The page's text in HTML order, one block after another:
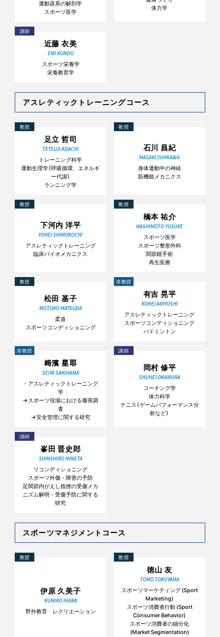
運動器系の解剖学
スポーツ医学
体力学
講師
近藤 衣美
EMI KONDO
スポーツ栄養学
栄養教育学
アスレティックトレーニングコース
教授
足立 哲司
TETSUJI ADACHI
トレーニング科学
運動生理学（呼吸循環、エネルギ
ー代謝）
ランニング学
教授
石川 昌紀
MASAKI ISHIKAWA
身体運動中の神経
筋機能メカニクス
教授
下河内 洋平
YOHEI SHIMOKOCHI
アスレティックトレーニング
臨床バイオメカニクス
教授
橋本 祐介
HASHIMOTO YUSUKE
スポーツ医学
スポーツ整形外科
関節鏡手術
再生医療
教授
松田 基子
MOTOKO MATSUDA
柔道
スポーツコンディショニング
准教授
有吉 晃平
KOHEI ARIYOSHI
アスレティックトレーニング
スポーツコンディショニング
バドミントン
准教授
﨑濱 星耶
SEIYA SAKIHAMA
・アスレティックトレーニング
学
→スポーツ現場における傷害調
査
→安全管理に関する研究
講師
岡村 修平
SHUHEI OKAMURA
コーチング学
体力科学
テニス（ゲームパフォーマンス分
析など）
講師
峯田 晋史郎
SHINSHIRO MINETA
リコンディショニング
スポーツ外傷・障害の予防
足関節内がえし捻挫の受傷メカ
ニズム解明・受傷予防に関する
研究
スポーツマネジメントコース
教授
伊原 久美子
KUMIKO IHARA
野外教育 レクリエーション
教授
徳山 友
TOMO TOKUYAMA
スポーツマーケティング (Sport
Marketing)
スポーツ消費者行動 (Sport
Consumer Behavior)
スポーツ消費者の細分化
(Market Segmentation)